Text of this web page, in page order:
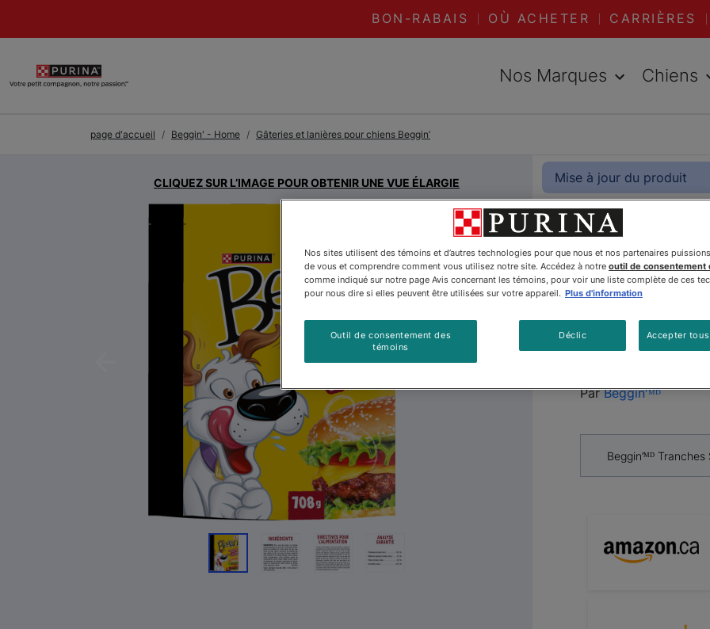
BON-RABAIS OÙ ACHETER CARRIÈRES
Nos Marques Chiens
page d'accueil Beggin' - Home Gâteries et lanières pour chiens Beggin’
CLIQUEZ SUR L’IMAGE POUR OBTENIR UNE VUE ÉLARGIE Mise à jour du produit
Saveur
Chiens
Par Beggin′ᴹᴰ
Beggin’ᴹᴰ
Nos sites utilisent des témoins et d’autres technologies pour que nous et nos partenaires
de vous et comprendre comment vous utilisez notre site. Accédez à notre outil de consentement
comme indiqué sur notre page Avis concernant les témoins, pour voir une liste complète de ces
pour nous dire si elles peuvent être utilisées sur votre appareil. Plus d'information
Déclic Accepter
Outil de consentement des
témoins